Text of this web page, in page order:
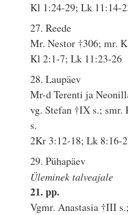
Kl 1:24-29; Lk 11:14-
27. Reede
Mr. Nestor †306; mr.
Kl 2:1-7; Lk 11:23-26
28. Laupäev
Mr-d Terenti ja
vg. Stefan †IX s.; smr.
s.
2Kr 3:12-18; Lk 8:16-
29. Pühapäev
Üleminek talveajale
21. pp.
Vgmr. Anastasia †III